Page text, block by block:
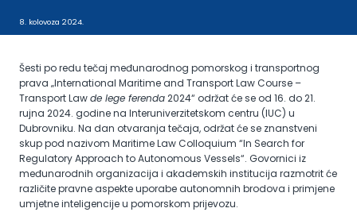
8. kolovoza 2024.
Šesti po redu tečaj međunarodnog pomorskog i transportnog
prava „International Maritime and Transport Law Course –
Transport Lawde lege ferenda2024“ održat će se od 16. do 21.
rujna 2024. godine na Interuniverzitetskom centru (IUC) u
Dubrovniku. Na dan otvaranja tečaja, održat će se znanstveni
skup pod nazivom Maritime Law Colloquium “In Search for
Regulatory Approach to Autonomous Vessels“. Govornici iz
međunarodnih organizacija i akademskih institucija razmotrit će
različite pravne aspekte uporabe autonomnih brodova i primjene
umjetne inteligencije u pomorskom prijevozu.